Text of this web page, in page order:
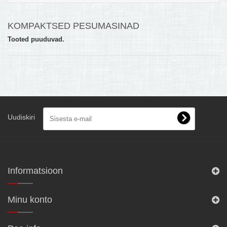
KONTAKTID JA REKVISIIDID
BOONUSPROGRAMM
KOMPAKTSED PESUMASINAD
Tooted puuduvad.
Uudiskiri
Informatsioon
Minu konto